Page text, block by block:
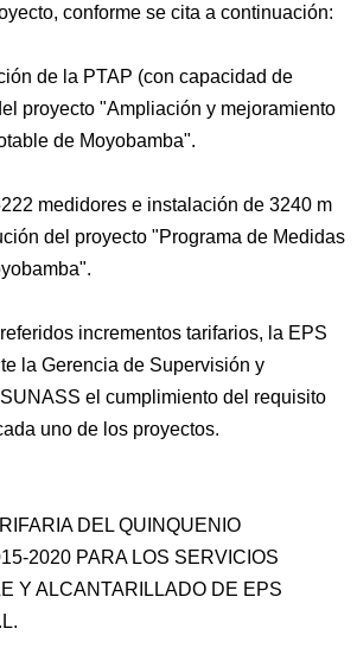
conforme se cita a continuación:
de la PTAP (con capacidad de
proyecto "Ampliación y mejoramiento
de Moyobamba".
medidores e instalación de 3240 m
del proyecto "Programa de Medidas
incrementos tarifarios, la EPS
la Gerencia de Supervisión y
el cumplimiento del requisito
uno de los proyectos.
DEL QUINQUENIO
2020 PARA LOS SERVICIOS
Y ALCANTARILLADO DE EPS